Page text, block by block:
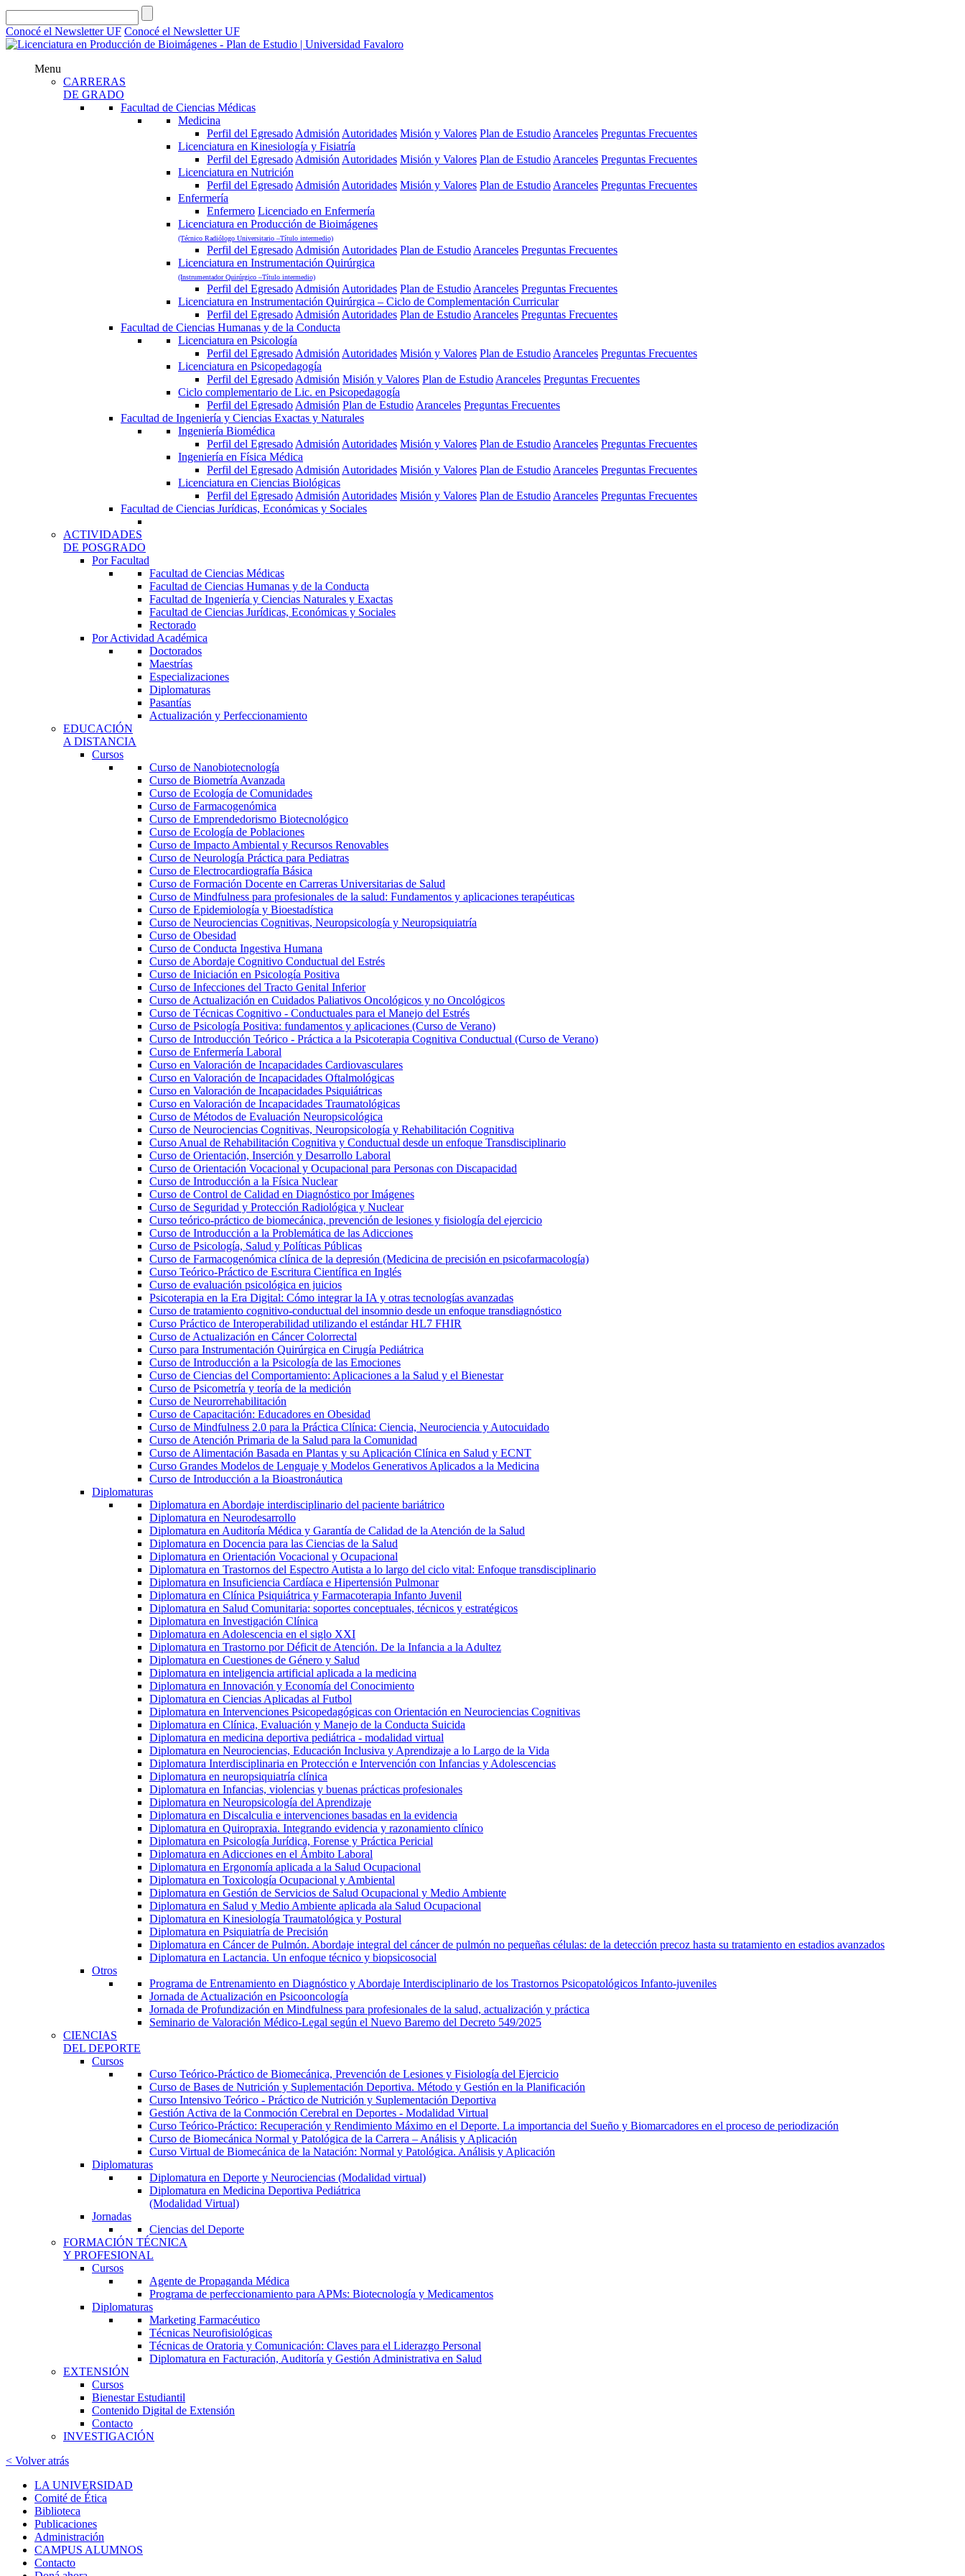
Conocé el Newsletter UF Conocé el Newsletter UF
Menu
CARRERAS
DE GRADO
Facultad de Ciencias Médicas
Medicina
Perfil del Egresado Admisión Autoridades Misión y Valores Plan de Estudio Aranceles Preguntas Frecuentes
Licenciatura en Kinesiología y Fisiatría
Perfil del Egresado Admisión Autoridades Misión y Valores Plan de Estudio Aranceles Preguntas Frecuentes
Licenciatura en Nutrición
Perfil del Egresado Admisión Autoridades Misión y Valores Plan de Estudio Aranceles Preguntas Frecuentes
Enfermería
Enfermero Licenciado en Enfermería
Licenciatura en Producción de Bioimágenes
(Técnico Radiólogo Universitario –Título intermedio)
Perfil del Egresado Admisión Autoridades Plan de Estudio Aranceles Preguntas Frecuentes
Licenciatura en Instrumentación Quirúrgica
(Instrumentador Quirúrgico –Título intermedio)
Perfil del Egresado Admisión Autoridades Plan de Estudio Aranceles Preguntas Frecuentes
Licenciatura en Instrumentación Quirúrgica – Ciclo de Complementación Curricular
Perfil del Egresado Admisión Autoridades Plan de Estudio Aranceles Preguntas Frecuentes
Facultad de Ciencias Humanas y de la Conducta
Licenciatura en Psicología
Perfil del Egresado Admisión Autoridades Misión y Valores Plan de Estudio Aranceles Preguntas Frecuentes
Licenciatura en Psicopedagogía
Perfil del Egresado Admisión Misión y Valores Plan de Estudio Aranceles Preguntas Frecuentes
Ciclo complementario de Lic. en Psicopedagogía
Perfil del Egresado Admisión Plan de Estudio Aranceles Preguntas Frecuentes
Facultad de Ingeniería y Ciencias Exactas y Naturales
Ingeniería Biomédica
Perfil del Egresado Admisión Autoridades Misión y Valores Plan de Estudio Aranceles Preguntas Frecuentes
Ingeniería en Física Médica
Perfil del Egresado Admisión Autoridades Misión y Valores Plan de Estudio Aranceles Preguntas Frecuentes
Licenciatura en Ciencias Biológicas
Perfil del Egresado Admisión Autoridades Misión y Valores Plan de Estudio Aranceles Preguntas Frecuentes
Facultad de Ciencias Jurídicas, Económicas y Sociales
ACTIVIDADES
DE POSGRADO
Por Facultad
Facultad de Ciencias Médicas
Facultad de Ciencias Humanas y de la Conducta
Facultad de Ingeniería y Ciencias Naturales y Exactas
Facultad de Ciencias Jurídicas, Económicas y Sociales
Rectorado
Por Actividad Académica
Doctorados
Maestrías
Especializaciones
Diplomaturas
Pasantías
Actualización y Perfeccionamiento
EDUCACIÓN
A DISTANCIA
Cursos
Curso de Nanobiotecnología
Curso de Biometría Avanzada
Curso de Ecología de Comunidades
Curso de Farmacogenómica
Curso de Emprendedorismo Biotecnológico
Curso de Ecología de Poblaciones
Curso de Impacto Ambiental y Recursos Renovables
Curso de Neurología Práctica para Pediatras
Curso de Electrocardiografía Básica
Curso de Formación Docente en Carreras Universitarias de Salud
Curso de Mindfulness para profesionales de la salud: Fundamentos y aplicaciones terapéuticas
Curso de Epidemiología y Bioestadística
Curso de Neurociencias Cognitivas, Neuropsicología y Neuropsiquiatría
Curso de Obesidad
Curso de Conducta Ingestiva Humana
Curso de Abordaje Cognitivo Conductual del Estrés
Curso de Iniciación en Psicología Positiva
Curso de Infecciones del Tracto Genital Inferior
Curso de Actualización en Cuidados Paliativos Oncológicos y no Oncológicos
Curso de Técnicas Cognitivo - Conductuales para el Manejo del Estrés
Curso de Psicología Positiva: fundamentos y aplicaciones (Curso de Verano)
Curso de Introducción Teórico - Práctica a la Psicoterapia Cognitiva Conductual (Curso de Verano)
Curso de Enfermería Laboral
Curso en Valoración de Incapacidades Cardiovasculares
Curso en Valoración de Incapacidades Oftalmológicas
Curso en Valoración de Incapacidades Psiquiátricas
Curso en Valoración de Incapacidades Traumatológicas
Curso de Métodos de Evaluación Neuropsicológica
Curso de Neurociencias Cognitivas, Neuropsicología y Rehabilitación Cognitiva
Curso Anual de Rehabilitación Cognitiva y Conductual desde un enfoque Transdisciplinario
Curso de Orientación, Inserción y Desarrollo Laboral
Curso de Orientación Vocacional y Ocupacional para Personas con Discapacidad
Curso de Introducción a la Física Nuclear
Curso de Control de Calidad en Diagnóstico por Imágenes
Curso de Seguridad y Protección Radiológica y Nuclear
Curso teórico-práctico de biomecánica, prevención de lesiones y fisiología del ejercicio
Curso de Introducción a la Problemática de las Adicciones
Curso de Psicología, Salud y Políticas Públicas
Curso de Farmacogenómica clínica de la depresión (Medicina de precisión en psicofarmacología)
Curso Teórico-Práctico de Escritura Científica en Inglés
Curso de evaluación psicológica en juicios
Psicoterapia en la Era Digital: Cómo integrar la IA y otras tecnologías avanzadas
Curso de tratamiento cognitivo-conductual del insomnio desde un enfoque transdiagnóstico
Curso Práctico de Interoperabilidad utilizando el estándar HL7 FHIR
Curso de Actualización en Cáncer Colorrectal
Curso para Instrumentación Quirúrgica en Cirugía Pediátrica
Curso de Introducción a la Psicología de las Emociones
Curso de Ciencias del Comportamiento: Aplicaciones a la Salud y el Bienestar
Curso de Psicometría y teoría de la medición
Curso de Neurorrehabilitación
Curso de Capacitación: Educadores en Obesidad
Curso de Mindfulness 2.0 para la Práctica Clínica: Ciencia, Neurociencia y Autocuidado
Curso de Atención Primaria de la Salud para la Comunidad
Curso de Alimentación Basada en Plantas y su Aplicación Clínica en Salud y ECNT
Curso Grandes Modelos de Lenguaje y Modelos Generativos Aplicados a la Medicina
Curso de Introducción a la Bioastronáutica
Diplomaturas
Diplomatura en Abordaje interdisciplinario del paciente bariátrico
Diplomatura en Neurodesarrollo
Diplomatura en Auditoría Médica y Garantía de Calidad de la Atención de la Salud
Diplomatura en Docencia para las Ciencias de la Salud
Diplomatura en Orientación Vocacional y Ocupacional
Diplomatura en Trastornos del Espectro Autista a lo largo del ciclo vital: Enfoque transdisciplinario
Diplomatura en Insuficiencia Cardíaca e Hipertensión Pulmonar
Diplomatura en Clínica Psiquiátrica y Farmacoterapia Infanto Juvenil
Diplomatura en Salud Comunitaria: soportes conceptuales, técnicos y estratégicos
Diplomatura en Investigación Clínica
Diplomatura en Adolescencia en el siglo XXI
Diplomatura en Trastorno por Déficit de Atención. De la Infancia a la Adultez
Diplomatura en Cuestiones de Género y Salud
Diplomatura en inteligencia artificial aplicada a la medicina
Diplomatura en Innovación y Economía del Conocimiento
Diplomatura en Ciencias Aplicadas al Futbol
Diplomatura en Intervenciones Psicopedagógicas con Orientación en Neurociencias Cognitivas
Diplomatura en Clínica, Evaluación y Manejo de la Conducta Suicida
Diplomatura en medicina deportiva pediátrica - modalidad virtual
Diplomatura en Neurociencias, Educación Inclusiva y Aprendizaje a lo Largo de la Vida
Diplomatura Interdisciplinaria en Protección e Intervención con Infancias y Adolescencias
Diplomatura en neuropsiquiatría clínica
Diplomatura en Infancias, violencias y buenas prácticas profesionales
Diplomatura en Neuropsicología del Aprendizaje
Diplomatura en Discalculia e intervenciones basadas en la evidencia
Diplomatura en Quiropraxia. Integrando evidencia y razonamiento clínico
Diplomatura en Psicología Jurídica, Forense y Práctica Pericial
Diplomatura en Adicciones en el Ámbito Laboral
Diplomatura en Ergonomía aplicada a la Salud Ocupacional
Diplomatura en Toxicología Ocupacional y Ambiental
Diplomatura en Gestión de Servicios de Salud Ocupacional y Medio Ambiente
Diplomatura en Salud y Medio Ambiente aplicada ala Salud Ocupacional
Diplomatura en Kinesiología Traumatológica y Postural
Diplomatura en Psiquiatría de Precisión
Diplomatura en Cáncer de Pulmón. Abordaje integral del cáncer de pulmón no pequeñas células: de la detección precoz hasta su tratamiento en estadios avanzados
Diplomatura en Lactancia. Un enfoque técnico y biopsicosocial
Otros
Programa de Entrenamiento en Diagnóstico y Abordaje Interdisciplinario de los Trastornos Psicopatológicos Infanto-juveniles
Jornada de Actualización en Psicooncología
Jornada de Profundización en Mindfulness para profesionales de la salud, actualización y práctica
Seminario de Valoración Médico-Legal según el Nuevo Baremo del Decreto 549/2025
CIENCIAS
DEL DEPORTE
Cursos
Curso Teórico-Práctico de Biomecánica, Prevención de Lesiones y Fisiología del Ejercicio
Curso de Bases de Nutrición y Suplementación Deportiva. Método y Gestión en la Planificación
Curso Intensivo Teórico - Práctico de Nutrición y Suplementación Deportiva
Gestión Activa de la Conmoción Cerebral en Deportes - Modalidad Virtual
Curso Teórico-Práctico: Recuperación y Rendimiento Máximo en el Deporte. La importancia del Sueño y Biomarcadores en el proceso de periodización
Curso de Biomecánica Normal y Patológica de la Carrera – Análisis y Aplicación
Curso Virtual de Biomecánica de la Natación: Normal y Patológica. Análisis y Aplicación
Diplomaturas
Diplomatura en Deporte y Neurociencias (Modalidad virtual)
Diplomatura en Medicina Deportiva Pediátrica
(Modalidad Virtual)
Jornadas
Ciencias del Deporte
FORMACIÓN TÉCNICA
Y PROFESIONAL
Cursos
Agente de Propaganda Médica
Programa de perfeccionamiento para APMs: Biotecnología y Medicamentos
Diplomaturas
Marketing Farmacéutico
Técnicas Neurofisiológicas
Técnicas de Oratoria y Comunicación: Claves para el Liderazgo Personal
Diplomatura en Facturación, Auditoría y Gestión Administrativa en Salud
EXTENSIÓN
Cursos
Bienestar Estudiantil
Contenido Digital de Extensión
Contacto
INVESTIGACIÓN
< Volver atrás
LA UNIVERSIDAD
Comité de Ética
Biblioteca
Publicaciones
Administración
CAMPUS ALUMNOS
Contacto